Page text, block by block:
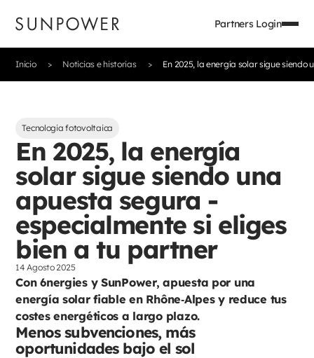
Partners Login
Inicio Noticias e historias En 2025, la energía solar sigue
Tecnologia fotovoltaica
En 2025, la energía
solar sigue siendo una
apuesta segura -
especialmente si eliges
bien a tu partner
14 Agosto 2025
Con 6nergies y SunPower, apuesta por una
energía solar fiable en Rhône‑Alpes y reduce tus
costes energéticos a largo plazo.
Menos subvenciones, más
oportunidades bajo el sol